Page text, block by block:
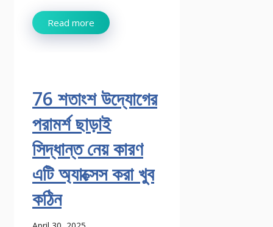
Read more
76 শতাংশ উদ্যোগের
পরামর্শ ছাড়াই
সিদ্ধান্ত নেয় কারণ
এটি অ্যাক্সেস করা খুব
কঠিন